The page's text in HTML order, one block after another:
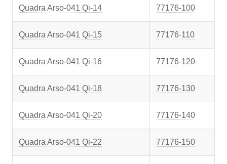
Quadra Arso-041 Qi-14 77176-100
Quadra Arso-041 Qi-15 77176-110
Quadra Arso-041 Qi-16 77176-120
Quadra Arso-041 Qi-18 77176-130
Quadra Arso-041 Qi-20 77176-140
Quadra Arso-041 Qi-22 77176-150